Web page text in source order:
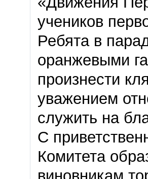
учеников
Ребята в
оранжевыми
произнести
уважением
служить на
С
Комитета